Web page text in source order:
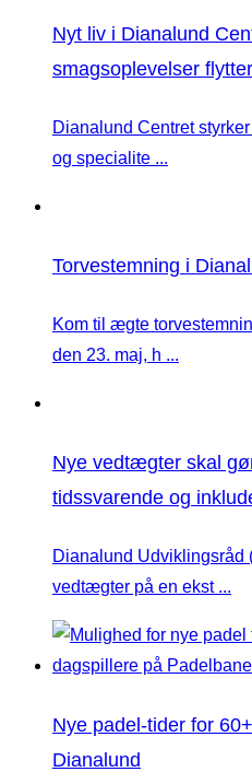
Nyt liv i Dianalund
smagsoplevelser
Dianalund Centret
og specialite ...
Torvestemning i
Kom til ægte
den 23. maj, h ...
Nye vedtægter skal
tidssvarende og
Dianalund Udviklingsråd
vedtægter på en ekst ...
Nye padel-tider for
Dianalund